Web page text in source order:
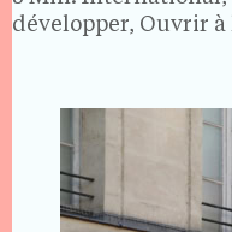
développer, Ouvrir